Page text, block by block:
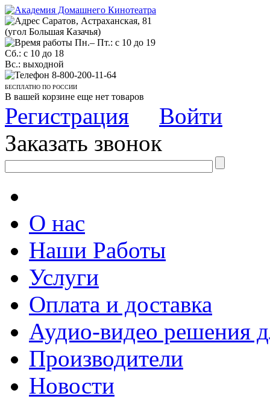
Саратов, Астраханская, 81
(угол Большая Казачья)
Пн.– Пт.: с 10 до 19
Сб.: с 10 до 18
Вс.: выходной
8-800-200-11-64
БЕСПЛАТНО ПО РОССИИ
В вашей корзине еще нет товаров
Регистрация
Войти
Заказать звонок
О нас
Наши Работы
Услуги
Оплата и доставка
Аудио-видео решения
Производители
Новости